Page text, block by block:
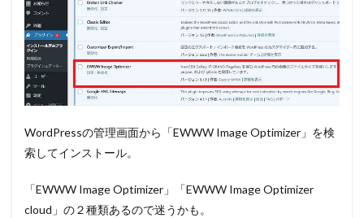
WordPressの管理画面から「EWWW Image Optimizer」を検
索してインストール。
「EWWW Image Optimizer 」 「EWWW Image Optimizer
cloud 」の２種類あるので迷うかも。